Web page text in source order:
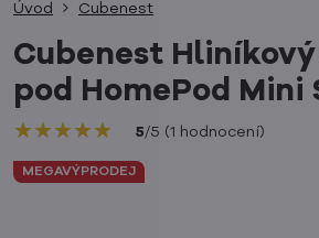
MEGAVÝPRODEJ
Úvod Cubenest
Cubenest
pod HomePod Mini
★★★★★
★★★★★
★★★★★ 5/5 (1 hodnocení)